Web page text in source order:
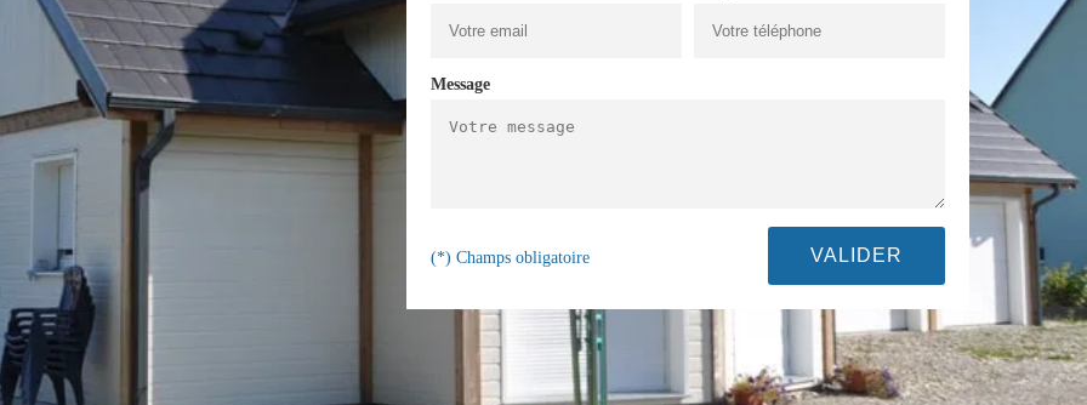
Message
(*) Champs obligatoire